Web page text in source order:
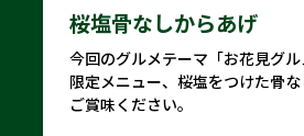
ライミーシュークリーム
ライミーちゃんのクッキー付きオ
限定で登場！サクサクの皮に濃
ムで絶品です！ライガーくんもご